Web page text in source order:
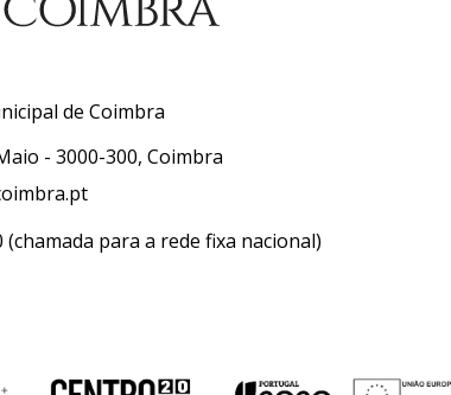
de Coimbra
- 3000-300, Coimbra
(chamada para a rede fixa nacional)